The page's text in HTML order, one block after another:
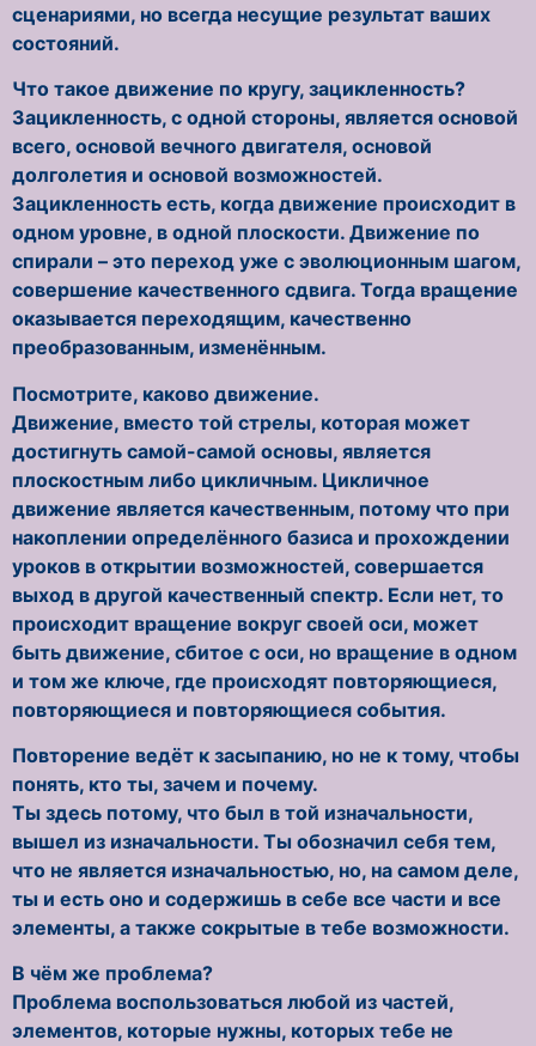
сценариями, но всегда несущие результат ваших
состояний.
Что такое движение по кругу, зацикленность?
Зацикленность, с одной стороны, является основой
всего, основой вечного двигателя, основой
долголетия и основой возможностей.
Зацикленность есть, когда движение происходит в
одном уровне, в одной плоскости. Движение по
спирали – это переход уже с эволюционным шагом,
совершение качественного сдвига. Тогда вращение
оказывается переходящим, качественно
преобразованным, изменённым.
Посмотрите, каково движение.
Движение, вместо той стрелы, которая может
достигнуть самой-самой основы, является
плоскостным либо цикличным. Цикличное
движение является качественным, потому что при
накоплении определённого базиса и прохождении
уроков в открытии возможностей, совершается
выход в другой качественный спектр. Если нет, то
происходит вращение вокруг своей оси, может
быть движение, сбитое с оси, но вращение в одном
и том же ключе, где происходят повторяющиеся,
повторяющиеся и повторяющиеся события.
Повторение ведёт к засыпанию, но не к тому, чтобы
понять, кто ты, зачем и почему.
Ты здесь потому, что был в той изначальности,
вышел из изначальности. Ты обозначил себя тем,
что не является изначальностью, но, на самом деле,
ты и есть оно и содержишь в себе все части и все
элементы, а также сокрытые в тебе возможности.
В чём же проблема?
Проблема воспользоваться любой из частей,
элементов, которые нужны, которых тебе не